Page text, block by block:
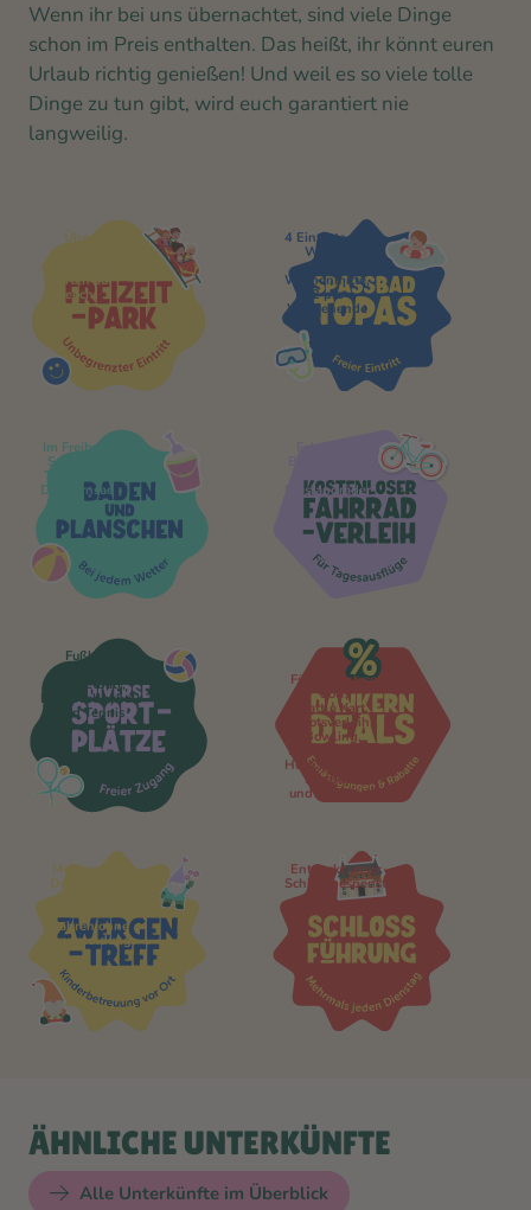
Wenn ihr bei uns übernachtet, sind viele Dinge
schon im Preis enthalten. Das heißt, ihr könnt euren
Urlaub richtig genießen! Und weil es so viele tolle
Dinge zu tun gibt, wird euch garantiert nie
langweilig.
Über
Attraktionen
warten auf
euch
4 Eintritte pro
Woche,
3 pro
Wochenmitte,
2 pro
Wochenende
Im Freibad,
Sp assbad
Topas oder
Dankernsee
&
Emslandräder
Fußball,
Basketball,
Beachvolleyball
und Tennis
Für Adventure
Golf,
Battle Kart,
Bootsverleih,
Bowling,
Dankern-Kino,
Hochseilgarten,
Kartbahn
und Wasserski
Montag bis
Donnerstag
für Kinder
7 Jahren ohne
Voranmeldung
Entdeckt unser
Schlossgespenst
ÄHNLICHE UNTERKÜNFTE
Alle Unterkünfte im Überblick